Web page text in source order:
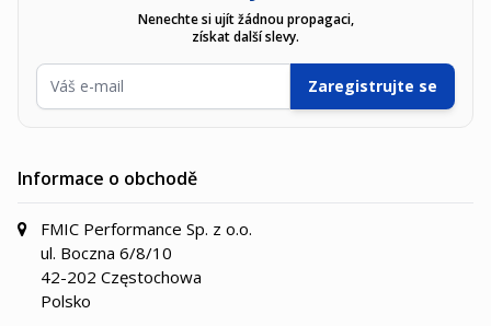
Nenechte si ujít žádnou propagaci,
získat další slevy.
E-mailová adresa
Zaregistrujte se
Informace o obchodě
FMIC Performance Sp. z o.o.
ul. Boczna 6/8/10
42-202 Częstochowa
Polsko